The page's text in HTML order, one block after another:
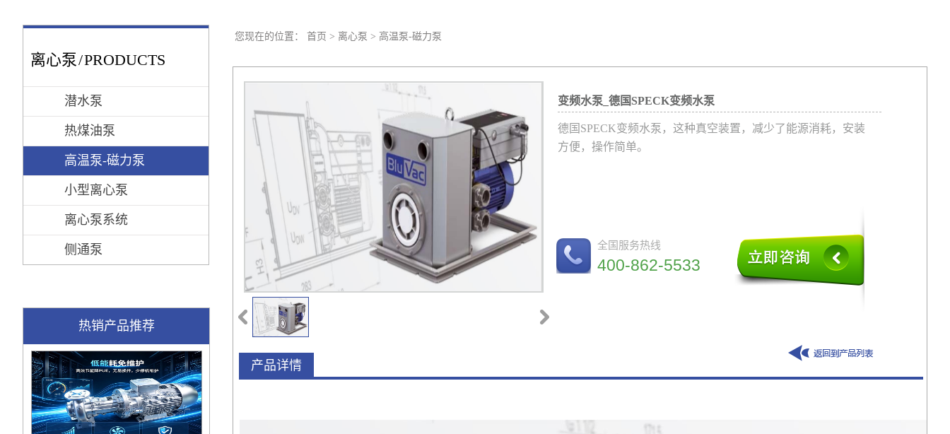
离心泵/PRODUCTS
潜水泵
热煤油泵
高温泵-磁力泵
小型离心泵
离心泵系统
侧通泵
热销产品推荐
您现在的位置： 首页 > 离心泵 > 高温泵-磁力泵
变频水泵_德国SPECK变频水泵
德国SPECK变频水泵，这种真空装置，减少了能源消耗，安装
方便，操作简单。
全国服务热线
400-862-5533
产品详情